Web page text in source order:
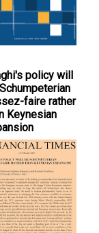
policy will
faire rather
Keynesian